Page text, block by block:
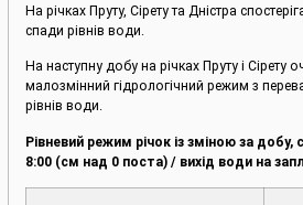
На річках Пруту, Сірету та Дністра
спади рівнів води.
На наступну добу на річках Пруту і Сірету
малозмінний гідрологічний режим з
рівнів води.
Рівневий режим річок із зміною за
8:00 (см над 0 поста) / вихід води на